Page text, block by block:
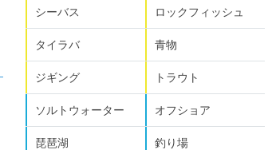
シーバス ロックフィッシュ
タイラバ 青物
ジギング トラウト
ソルトウォーター オフショア
琵琶湖 釣り場